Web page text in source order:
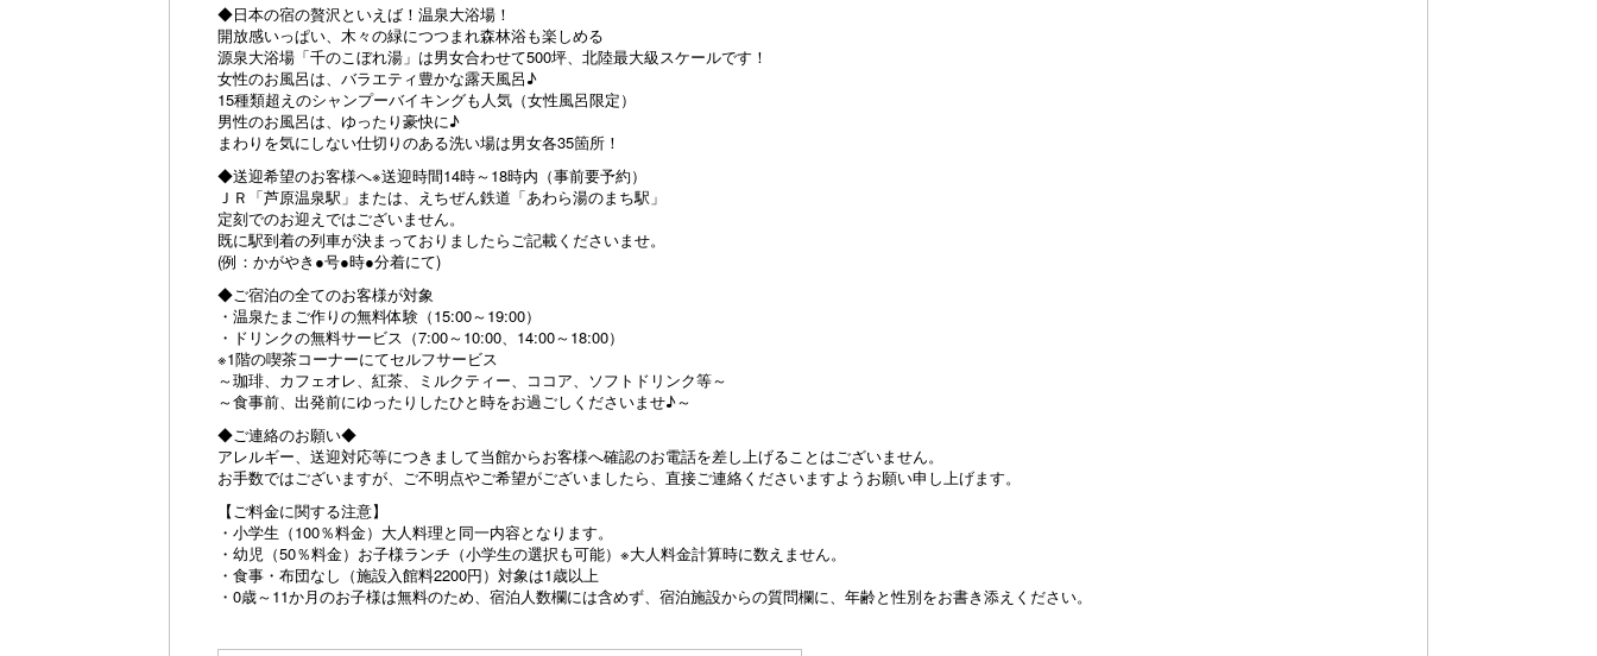
◆日本の宿の贅沢といえば！温泉大浴場！
開放感いっぱい、木々の緑につつまれ森林浴も楽しめる
源泉大浴場「千のこぼれ湯」は男女合わせて500坪、北陸最大級スケールです！
女性のお風呂は、バラエティ豊かな露天風呂♪
15種類超えのシャンプーバイキングも人気（女性風呂限定）
男性のお風呂は、ゆったり豪快に♪
まわりを気にしない仕切りのある洗い場は男女各35箇所！
◆送迎希望のお客様へ※送迎時間14時～18時内（事前要予約）
ＪＲ「芦原温泉駅」または、えちぜん鉄道「あわら湯のまち駅」
定刻でのお迎えではございません。
既に駅到着の列車が決まっておりましたらご記載くださいませ。
(例：かがやき●号●時●分着にて)
◆ご宿泊の全てのお客様が対象
・温泉たまご作りの無料体験（15:00～19:00）
・ドリンクの無料サービス（7:00～10:00、14:00～18:00）
※1階の喫茶コーナーにてセルフサービス
～珈琲、カフェオレ、紅茶、ミルクティー、ココア、ソフトドリンク等～
～食事前、出発前にゆったりしたひと時をお過ごしくださいませ♪～
◆ご連絡のお願い◆
アレルギー、送迎対応等につきまして当館からお客様へ確認のお電話を差し上げることはございません。
お手数ではございますが、ご不明点やご希望がございましたら、直接ご連絡くださいますようお願い申し上げます。
【ご料金に関する注意】
・小学生（100％料金）大人料理と同一内容となります。
・幼児（50％料金）お子様ランチ（小学生の選択も可能）※大人料金計算時に数えません。
・食事・布団なし（施設入館料2200円）対象は1歳以上
・0歳～11か月のお子様は無料のため、宿泊人数欄には含めず、宿泊施設からの質問欄に、年齢と性別をお書き添えください。